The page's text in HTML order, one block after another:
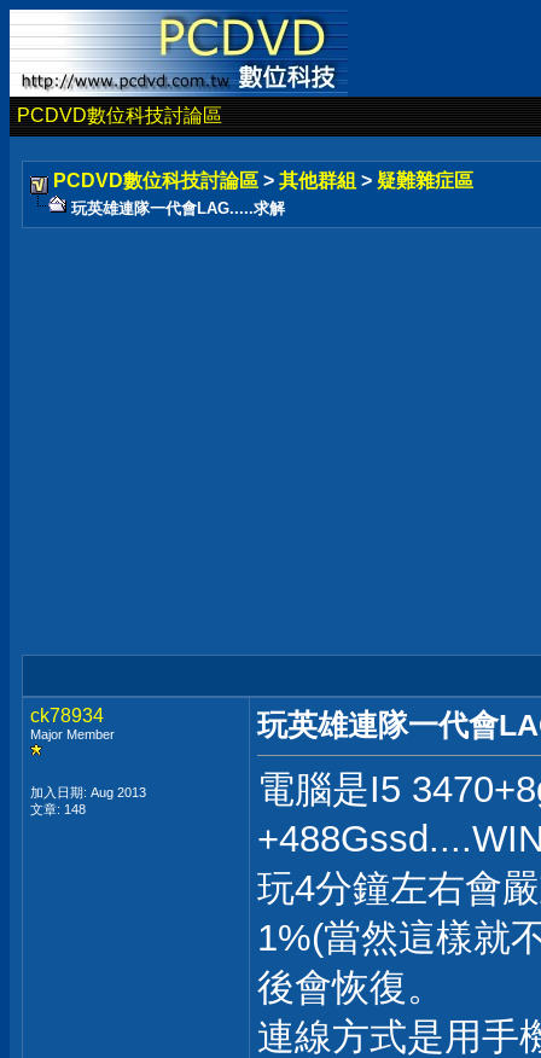
PCDVD數位科技討論區
PCDVD數位科技討論區 > 其他群組 > 疑難雜症區
玩英雄連隊一代會LAG.....求解
ck78934
Major Member
加入日期: Aug 2013
文章: 148
玩英雄連隊一代會
電腦是I5
玩4分鐘左右會
1%(當然這樣就
後會恢復。
連線方式是用手